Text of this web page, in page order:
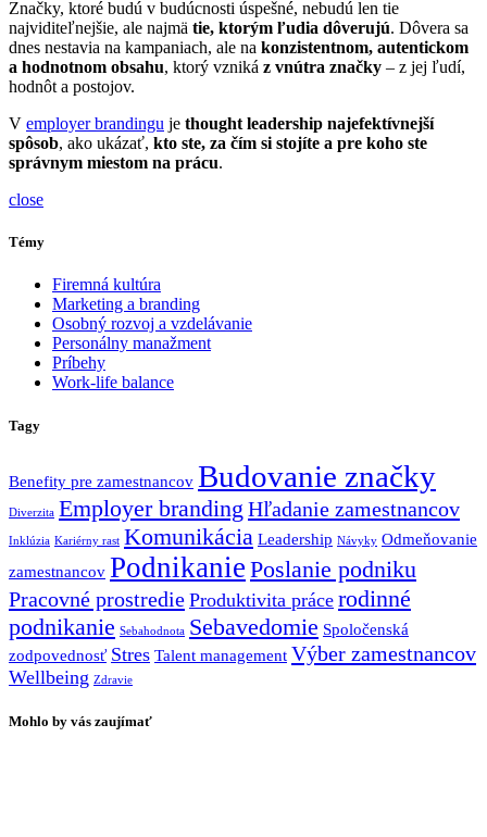
Značky, ktoré budú v budúcnosti úspešné, nebudú len tie
najviditeľnejšie, ale najmä tie, ktorým ľudia dôverujú. Dôvera sa
dnes nestavia na kampaniach, ale na konzistentnom, autentickom
a hodnotnom obsahu, ktorý vzniká z vnútra značky – z jej ľudí,
hodnôt a postojov.
V employer brandingu je thought leadership najefektívnejší
spôsob, ako ukázať, kto ste, za čím si stojíte a pre koho ste
správnym miestom na prácu.
close
Témy
Firemná kultúra
Marketing a branding
Osobný rozvoj a vzdelávanie
Personálny manažment
Príbehy
Work-life balance
Tagy
Benefity pre zamestnancov Budovanie značky
Diverzita Employer branding Hľadanie zamestnancov
Inklúzia Kariérny rast Komunikácia Leadership Návyky Odmeňovanie
zamestnancov Podnikanie Poslanie podniku
Pracovné prostredie Produktivita práce rodinné
podnikanie Sebahodnota Sebavedomie Spoločenská
zodpovednosť Stres Talent management Výber zamestnancov
Wellbeing Zdravie
Mohlo by vás zaujímať